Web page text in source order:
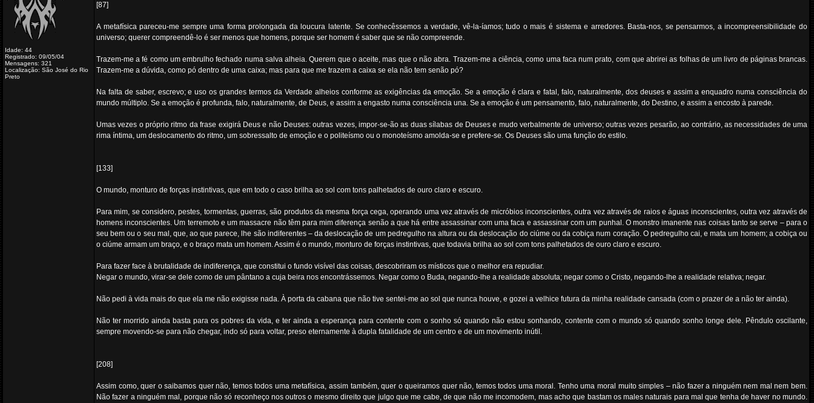
Idade: 44
Registrado: 09/05/04
Mensagens: 321
Localização: São José do Rio
Preto
[87]
A metafísica pareceu-me sempre uma forma prolongada da loucura latente. Se conhecêssemos a verdade, vê-la-íamos; tudo o mais é sistema e arredores. Basta-nos, se pensarmos, a incompreensibilidade do
universo; querer compreendê-lo é ser menos que homens, porque ser homem é saber que se não compreende.
Trazem-me a fé como um embrulho fechado numa salva alheia. Querem que o aceite, mas que o não abra. Trazem-me a ciência, como uma faca num prato, com que abrirei as folhas de um livro de páginas brancas.
Trazem-me a dúvida, como pó dentro de uma caixa; mas para que me trazem a caixa se ela não tem senão pó?
Na falta de saber, escrevo; e uso os grandes termos da Verdade alheios conforme as exigências da emoção. Se a emoção é clara e fatal, falo, naturalmente, dos deuses e assim a enquadro numa consciência do
mundo múltiplo. Se a emoção é profunda, falo, naturalmente, de Deus, e assim a engasto numa consciência una. Se a emoção é um pensamento, falo, naturalmente, do Destino, e assim a encosto à parede.
Umas vezes o próprio ritmo da frase exigirá Deus e não Deuses: outras vezes, impor-se-ão as duas sílabas de Deuses e mudo verbalmente de universo; outras vezes pesarão, ao contrário, as necessidades de uma
rima íntima, um deslocamento do ritmo, um sobressalto de emoção e o politeísmo ou o monoteísmo amolda-se e prefere-se. Os Deuses são uma função do estilo.
[133]
O mundo, monturo de forças instintivas, que em todo o caso brilha ao sol com tons palhetados de ouro claro e escuro.
Para mim, se considero, pestes, tormentas, guerras, são produtos da mesma força cega, operando uma vez através de micróbios inconscientes, outra vez através de raios e águas inconscientes, outra vez através de
homens inconscientes. Um terremoto e um massacre não têm para mim diferença senão a que há entre assassinar com uma faca e assassinar com um punhal. O monstro imanente nas coisas tanto se serve – para o
seu bem ou o seu mal, que, ao que parece, lhe são indiferentes – da deslocação de um pedregulho na altura ou da deslocação do ciúme ou da cobiça num coração. O pedregulho cai, e mata um homem; a cobiça ou
o ciúme armam um braço, e o braço mata um homem. Assim é o mundo, monturo de forças instintivas, que todavia brilha ao sol com tons palhetados de ouro claro e escuro.
Para fazer face à brutalidade de indiferença, que constitui o fundo visível das coisas, descobriram os místicos que o melhor era repudiar.
Negar o mundo, virar-se dele como de um pântano a cuja beira nos encontrássemos. Negar como o Buda, negando-lhe a realidade absoluta; negar como o Cristo, negando-lhe a realidade relativa; negar.
Não pedi à vida mais do que ela me não exigisse nada. À porta da cabana que não tive sentei-me ao sol que nunca houve, e gozei a velhice futura da minha realidade cansada (com o prazer de a não ter ainda).
Não ter morrido ainda basta para os pobres da vida, e ter ainda a esperança para contente com o sonho só quando não estou sonhando, contente com o mundo só quando sonho longe dele. Pêndulo oscilante,
sempre movendo-se para não chegar, indo só para voltar, preso eternamente à dupla fatalidade de um centro e de um movimento inútil.
[208]
Assim como, quer o saibamos quer não, temos todos uma metafísica, assim também, quer o queiramos quer não, temos todos uma moral. Tenho uma moral muito simples – não fazer a ninguém nem mal nem bem.
Não fazer a ninguém mal, porque não só reconheço nos outros o mesmo direito que julgo que me cabe, de que não me incomodem, mas acho que bastam os males naturais para mal que tenha de haver no mundo.